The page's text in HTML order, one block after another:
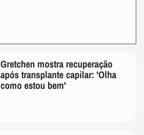
Gretchen mostra recuperação
após transplante capilar: 'Olha
como estou bem'